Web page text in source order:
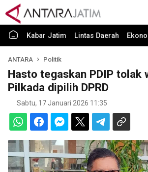
Kabar Jatim Lintas Daerah
ANTARA Politik
Hasto tegaskan PDIP tolak
Pilkada dipilih DPRD
Sabtu, 17 Januari 2026 11:35